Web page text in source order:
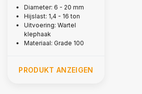
mit riegel,
Güteklasse 10
Diameter: 6 - 20 mm
Hijslast: 1,4 - 16 ton
Uitvoering: Wartel
klephaak
Materiaal: Grade 100
PRODUKT ANZEIGEN